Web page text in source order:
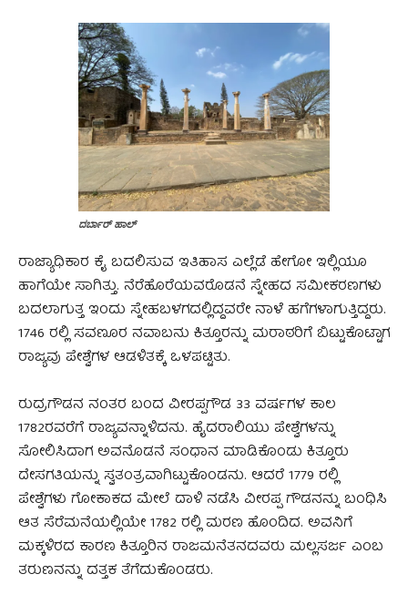
ದರ್ಬಾರ್‌ ಹಾಲ್
ರಾಜ್ಯಾಧಿಕಾರ ಕೈ ಬದಲಿಸುವ ಇತಿಹಾಸ ಎಲ್ಲೆಡೆ ಹೇಗೋ ಇಲ್ಲಿಯೂ
ಹಾಗೆಯೇ ಸಾಗಿತ್ತು. ನೆರೆಹೊರೆಯವರೊಡನೆ ಸ್ನೇಹದ ಸಮೀಕರಣಗಳು
ಬದಲಾಗುತ್ತ ಇಂದು ಸ್ನೇಹಬಳಗದಲ್ಲಿದ್ದವರೇ ನಾಳೆ ಹಗೆಗಳಾಗುತ್ತಿದ್ದರು.
1746 ರಲ್ಲಿ ಸವಣೂರ ನವಾಬನು ಕಿತ್ತೂರನ್ನು ಮರಾಠರಿಗೆ ಬಿಟ್ಟುಕೊಟ್ಟಾಗ
ರಾಜ್ಯವು ಪೇಶ್ವೆಗಳ ಆಡಳಿತಕ್ಕೆ ಒಳಪಟ್ಟಿತು.
ರುದ್ರಗೌಡನ ನಂತರ ಬಂದ ವೀರಪ್ಪಗೌಡ 33 ವರ್ಷಗಳ ಕಾಲ
1782ರವರೆಗೆ ರಾಜ್ಯವನ್ನಾಳಿದನು. ಹೈದರಾಲಿಯು ಪೇಶ್ವೆಗಳನ್ನು
ಸೋಲಿಸಿದಾಗ ಅವನೊಡನೆ ಸಂಧಾನ ಮಾಡಿಕೊಂಡು ಕಿತ್ತೂರು
ದೇಸಗತಿಯನ್ನು ಸ್ವತಂತ್ರವಾಗಿಟ್ಟುಕೊಂಡನು. ಆದರೆ 1779 ರಲ್ಲಿ
ಪೇಶ್ವೆಗಳು ಗೋಕಾಕದ ಮೇಲೆ ದಾಳಿ ನಡೆಸಿ ವೀರಪ್ಪ ಗೌಡನನ್ನು ಬಂಧಿಸಿ
ಆತ ಸೆರೆಮನೆಯಲ್ಲಿಯೇ 1782 ರಲ್ಲಿ ಮರಣ ಹೊಂದಿದ. ಅವನಿಗೆ
ಮಕ್ಕಳಿರದ ಕಾರಣ ಕಿತ್ತೂರಿನ ರಾಜಮನೆತನದವರು ಮಲ್ಲಸರ್ಜ ಎಂಬ
ತರುಣನನ್ನು ದತ್ತಕ ತೆಗೆದುಕೊಂಡರು.